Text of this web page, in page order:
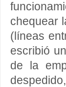
chequear
(líneas
escribió
de la